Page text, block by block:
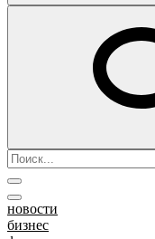
новости
бизнес